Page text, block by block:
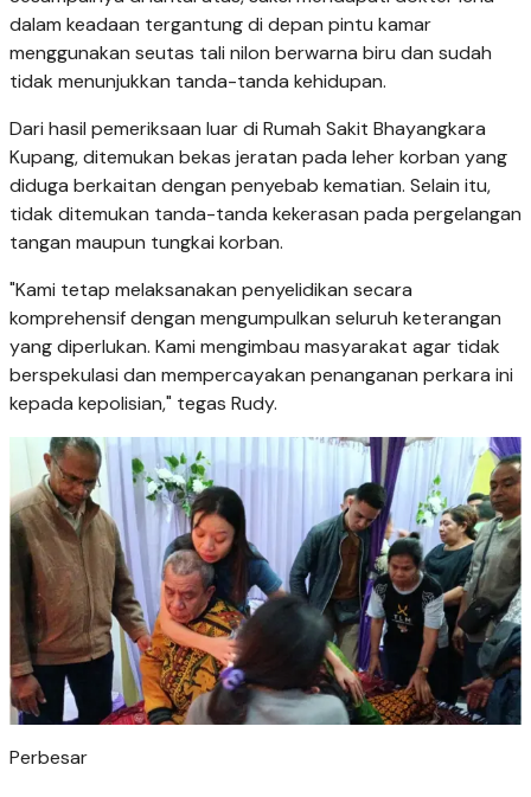
dalam keadaan tergantung di depan pintu kamar
menggunakan seutas tali nilon berwarna biru dan sudah
tidak menunjukkan tanda-tanda kehidupan.
Dari hasil pemeriksaan luar di Rumah Sakit Bhayangkara
Kupang, ditemukan bekas jeratan pada leher korban yang
diduga berkaitan dengan penyebab kematian. Selain itu,
tidak ditemukan tanda-tanda kekerasan pada pergelangan
tangan maupun tungkai korban.
"Kami tetap melaksanakan penyelidikan secara
komprehensif dengan mengumpulkan seluruh keterangan
yang diperlukan. Kami mengimbau masyarakat agar tidak
berspekulasi dan mempercayakan penanganan perkara ini
kepada kepolisian," tegas Rudy.
Perbesar